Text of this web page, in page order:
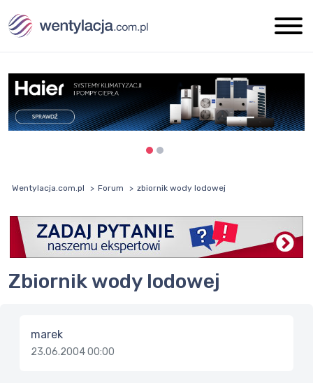
Wentylacja.com.pl Forum zbiornik wody lodowej
zbiornik wody lodowej
marek
23.06.2004 00:00